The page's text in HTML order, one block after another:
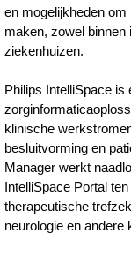
en mogelijkheden
maken, zowel
ziekenhuizen.
Philips IntelliSpace is
klinische
besluitvorming en
Manager werkt
IntelliSpace Portal
therapeutische
neurologie en andere